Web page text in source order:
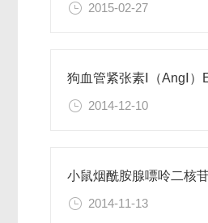
2015-02-27
2014-12-10
2014-11-13